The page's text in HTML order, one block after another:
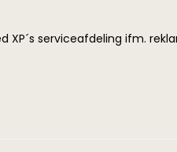
serviceafdeling ifm.